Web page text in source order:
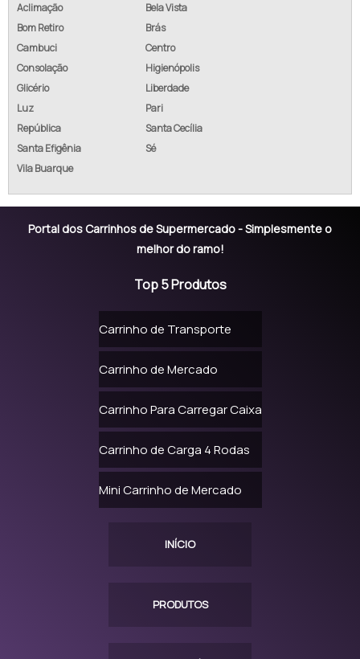
CARRINHO DE MERCADO PARA COMPRAR
CARRINHO DE SUPERMERCADO 70 LITROS
CARRINHO DE MERCADO
CARRINHO MERCADO
CARRINHO DE COMPRAS PARA CONDOMÍNIO DE PLASTICO
CARRINHO DE SUPERMERCADO REFORMADO
CARRINHO DE SUPERMERCADO USADO
CARRINHOS DE SUPERMERCADO ONDE COMPRAR
CONSERTO DE CARRINHO DE SUPERMERCADO
MANUTENÇÃO CARRINHOS DE MERCADO
REFORMA DE CARRINHO DE MERCADO
Aclimação
Bela Vista
Bom Retiro
Brás
Cambuci
Centro
Consolação
Higienópolis
Glicério
Liberdade
Luz
Pari
República
Santa Cecília
Santa Efigênia
Sé
Vila Buarque
Portal dos Carrinhos de Supermercado - Simplesmente o
melhor do ramo!
Top 5 Produtos
Carrinho de Transporte
Carrinho de Mercado
Carrinho Para Carregar Caixa
Carrinho de Carga 4 Rodas
Mini Carrinho de Mercado
INÍCIO
PRODUTOS